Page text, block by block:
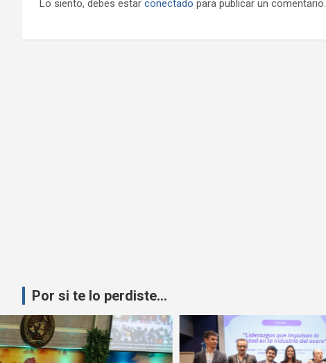
Lo siento, debes estar conectado para publicar un comentario.
Por si te lo perdiste...